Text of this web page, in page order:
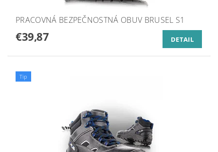
PRACOVNÁ BEZPEČNOSTNÁ OBUV BRUSEL S1
€39,87 DETAIL
Tip